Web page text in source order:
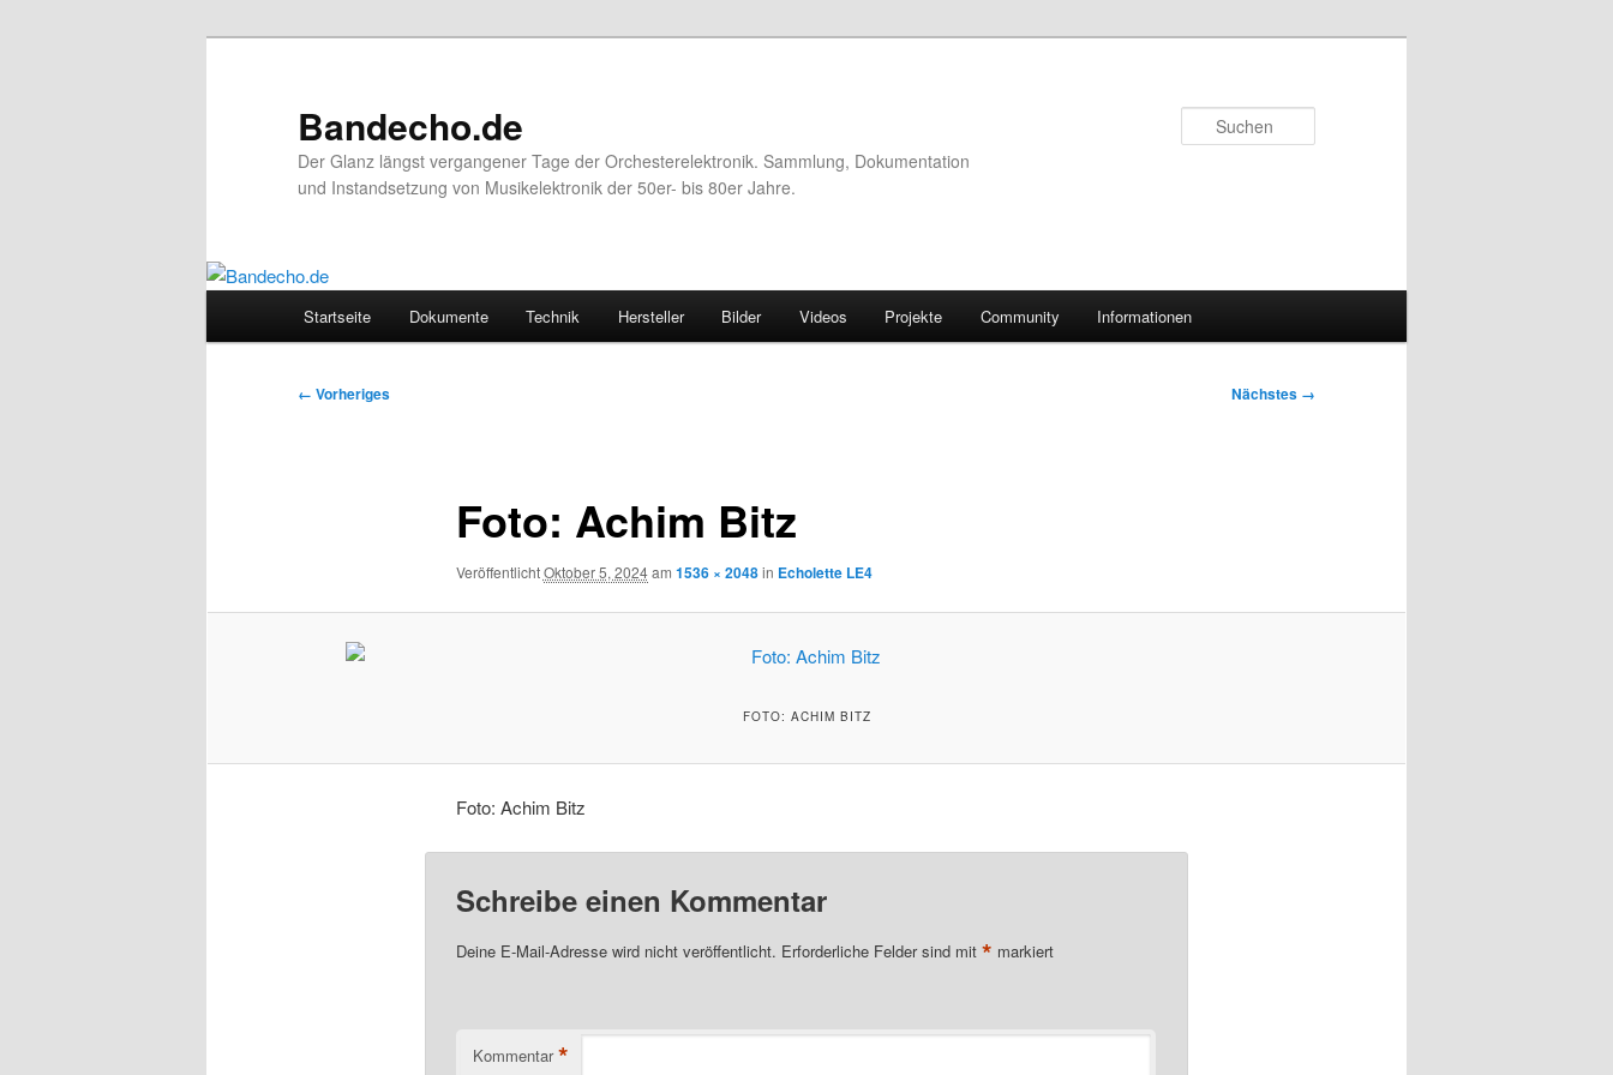
Bandecho.de
Der Glanz längst vergangener Tage der Orchesterelektronik. Sammlung, Dokumentation
und Instandsetzung von Musikelektronik der 50er- bis 80er Jahre.
Startseite Dokumente Technik Hersteller Bilder Videos Projekte Community Informationen
Bilder-
← Vorheriges Nächstes →
Foto: Achim Bitz
VeröffentlichtOktober 5, 2024am 1536 × 2048in Echolette LE4
FOTO: ACHIM BITZ
Foto: Achim Bitz
Schreibe einen Kommentar
Deine E-Mail-Adresse wird nicht veröffentlicht. Erforderliche Felder sind mit * markiert
Kommentar *